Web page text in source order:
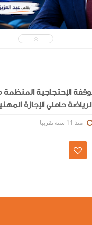
والرياضة
الإحتجاجية
حاملي الإجازة
منذ 11 سنة تقريبا